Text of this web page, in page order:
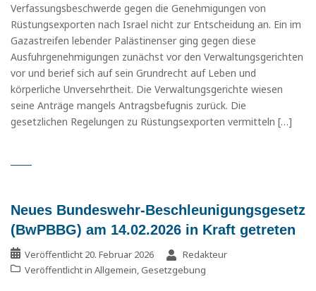
Verfassungsbeschwerde gegen die Genehmigungen von
Rüstungsexporten nach Israel nicht zur Entscheidung an. Ein im
Gazastreifen lebender Palästinenser ging gegen diese
Ausfuhrgenehmigungen zunächst vor den Verwaltungsgerichten
vor und berief sich auf sein Grundrecht auf Leben und
körperliche Unversehrtheit. Die Verwaltungsgerichte wiesen
seine Anträge mangels Antragsbefugnis zurück. Die
gesetzlichen Regelungen zu Rüstungsexporten vermitteln […]
Neues Bundeswehr-Beschleunigungsgesetz
(BwPBBG) am 14.02.2026 in Kraft getreten
Veröffentlicht 20. Februar 2026
Redakteur
Veröffentlicht in Allgemein,Gesetzgebung